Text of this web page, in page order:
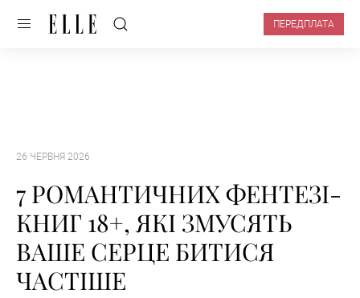
ПЕРЕДПЛАТА
26 ЧЕРВНЯ 2026
7 РОМАНТИЧНИХ ФЕНТЕЗІ-
КНИГ 18+, ЯКІ ЗМУСЯТЬ
ВАШЕ СЕРЦЕ БИТИСЯ
ЧАСТІШЕ